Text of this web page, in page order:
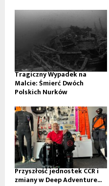
Tragiczny Wypadek na
Malcie: Śmierć Dwóch
Polskich Nurków
Przyszłość jednostek CCR i
zmiany w Deep Adventure...